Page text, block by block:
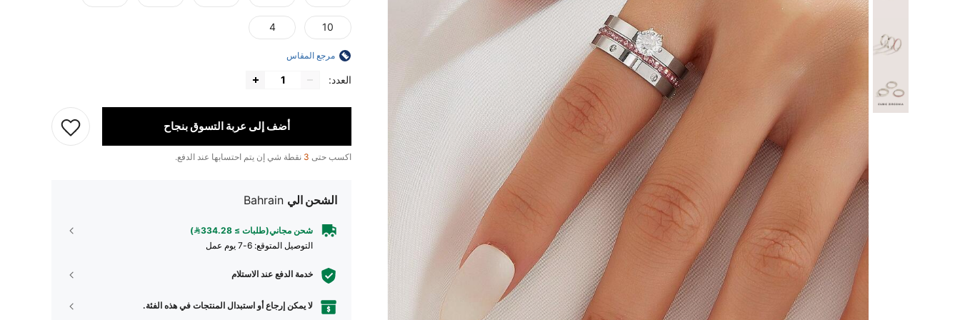
10
4
مرجع المقاس
العدد:
أضف إلى عربة التسوق بنجاح
اكسب حتى 3 نقطة شي إن يتم احتسابها عند الدفع.
الشحن الي Bahrain
شحن مجاني(طلبات ≥ 334.28)
التوصيل المتوقع: 6-7 يوم عمل
خدمة الدفع عند الاستلام
لا يمكن إرجاع أو استبدال المنتجات في هذه الفئة.